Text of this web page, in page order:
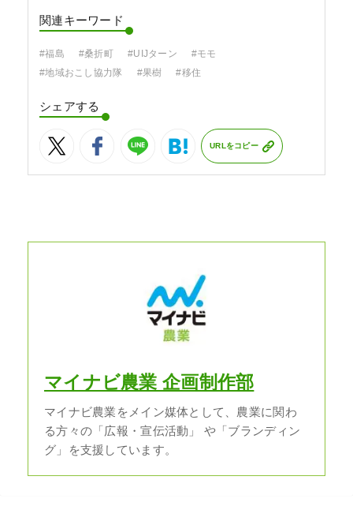
関連キーワード
#福島 #桑折町 #UIJターン
#モモ
#地域おこし協力隊
#果樹 #移住
シェアする
URLをコピー
マイナビ農業 企画制作部
マイナビ農業をメイン媒体として、農業に関わ
る方々の「広報・宣伝活動」 や「ブランディン
グ」を支援しています。